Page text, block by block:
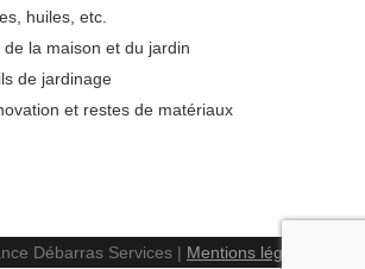
huiles, etc.
la maison et du jardin
de jardinage
et restes de matériaux
Débarras Services | Mentions légales